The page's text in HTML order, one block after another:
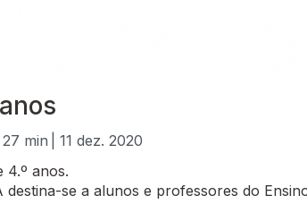
| 27 min | 11 dez. 2020
4.º anos.
destina-se a alunos e professores do